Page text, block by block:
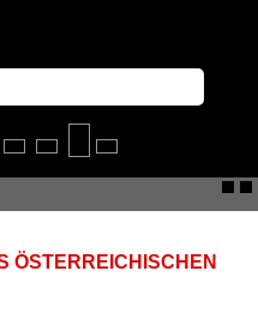
ÖSTERREICHISCHEN